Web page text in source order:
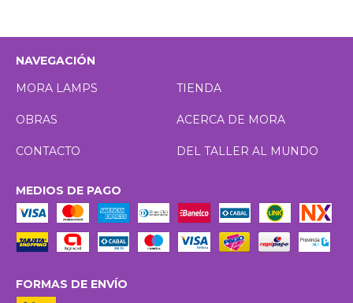
NAVEGACIÓN
MORA LAMPS
TIENDA
OBRAS ACERCA DE MORA
CONTACTO DEL TALLER AL MUNDO
MEDIOS DE PAGO
FORMAS DE ENVÍO